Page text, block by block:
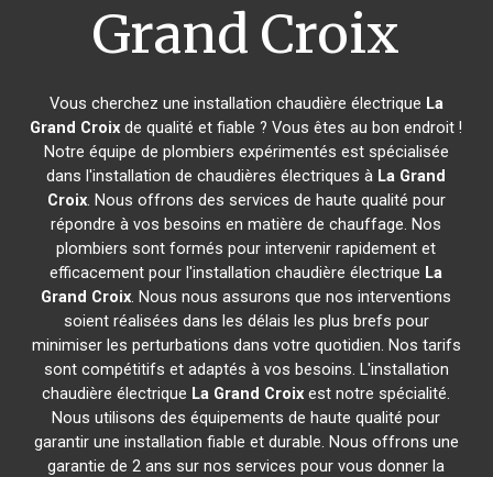
Grand Croix
Vous cherchez une installation chaudière électrique La
Grand Croix de qualité et fiable ? Vous êtes au bon endroit !
Notre équipe de plombiers expérimentés est spécialisée
dans l'installation de chaudières électriques à La Grand
Croix. Nous offrons des services de haute qualité pour
répondre à vos besoins en matière de chauffage. Nos
plombiers sont formés pour intervenir rapidement et
efficacement pour l'installation chaudière électrique La
Grand Croix. Nous nous assurons que nos interventions
soient réalisées dans les délais les plus brefs pour
minimiser les perturbations dans votre quotidien. Nos tarifs
sont compétitifs et adaptés à vos besoins. L'installation
chaudière électrique La Grand Croix est notre spécialité.
Nous utilisons des équipements de haute qualité pour
garantir une installation fiable et durable. Nous offrons une
garantie de 2 ans sur nos services pour vous donner la